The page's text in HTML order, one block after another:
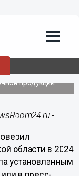
продукции
-
области в 2024
установленным